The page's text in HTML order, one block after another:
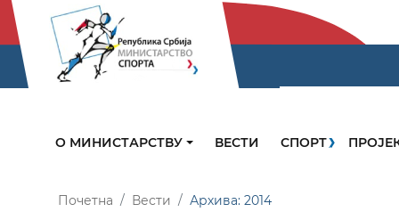
О МИНИСТАРСТВУ ВЕСТИ СПОРТ
Почетна Вести Архива: 2014